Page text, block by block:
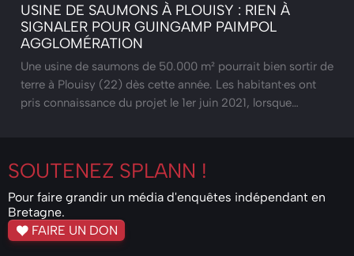
USINE DE SAUMONS À PLOUISY : RIEN À
SIGNALER POUR GUINGAMP PAIMPOL
AGGLOMÉRATION
Une usine de saumons de 50.000 m² pourrait bien sortir de
terre à Plouisy (22) dès cette année. Les habitant·es ont
pris connaissance du projet le 1er juin 2021, lorsque…
SOUTENEZ SPLANN !
Pour faire grandir un média d'enquêtes indépendant en
Bretagne.
FAIRE UN DON